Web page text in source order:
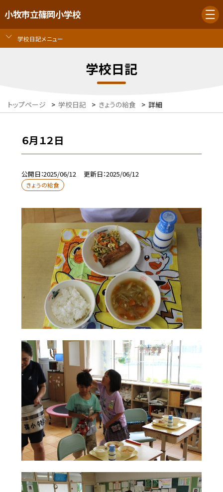
小牧市立篠岡小学校
学校日記メニュー
学校日記
トップページ > 学校日記 > きょうの給食 > 詳細
６月１２日
公開日 2025/06/12 更新日 2025/06/12
きょうの給食